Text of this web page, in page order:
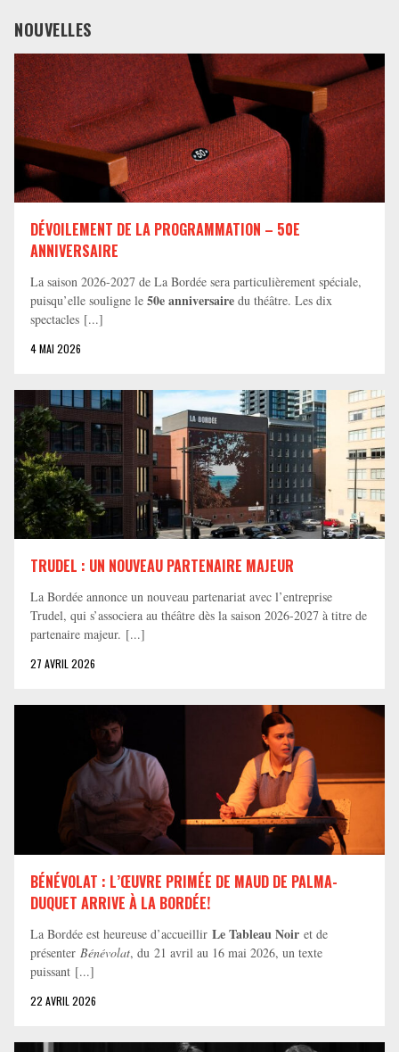
NOUVELLES
DÉVOILEMENT DE LA PROGRAMMATION – 50E
ANNIVERSAIRE
La saison 2026-2027 de La Bordée sera particulièrement spéciale,
puisqu’elle souligne le 50e anniversaire du théâtre. Les dix
spectacles [...]
4 MAI 2026
TRUDEL : UN NOUVEAU PARTENAIRE MAJEUR
La Bordée annonce un nouveau partenariat avec l’entreprise
Trudel, qui s’associera au théâtre dès la saison 2026-2027 à titre de
partenaire majeur. [...]
27 AVRIL 2026
BÉNÉVOLAT : L’ŒUVRE PRIMÉE DE MAUD DE PALMA-
DUQUET ARRIVE À LA BORDÉE!
La Bordée est heureuse d’accueillir Le Tableau Noir et de
présenter Bénévolat, du 21 avril au 16 mai 2026, un texte
puissant [...]
22 AVRIL 2026